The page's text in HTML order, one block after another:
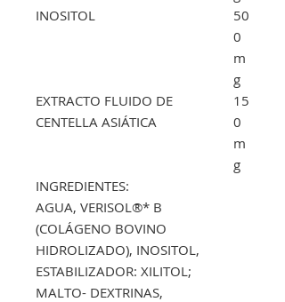
INOSITOL
50
0
m
g
EXTRACTO FLUIDO DE
CENTELLA ASIÁTICA
15
0
m
g
INGREDIENTES:
AGUA, VERISOL®* B
(COLÁGENO BOVINO
HIDROLIZADO), INOSITOL,
ESTABILIZADOR: XILITOL;
MALTO- DEXTRINAS,